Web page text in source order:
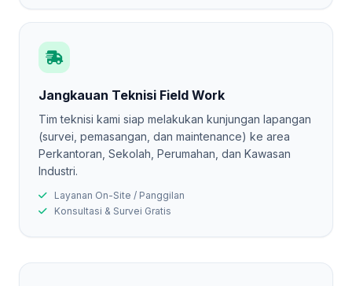
Jangkauan Teknisi Field Work
Tim teknisi kami siap melakukan kunjungan lapangan
(survei, pemasangan, dan maintenance) ke area
Perkantoran, Sekolah, Perumahan, dan Kawasan
Industri.
Layanan On-Site / Panggilan
Konsultasi & Survei Gratis